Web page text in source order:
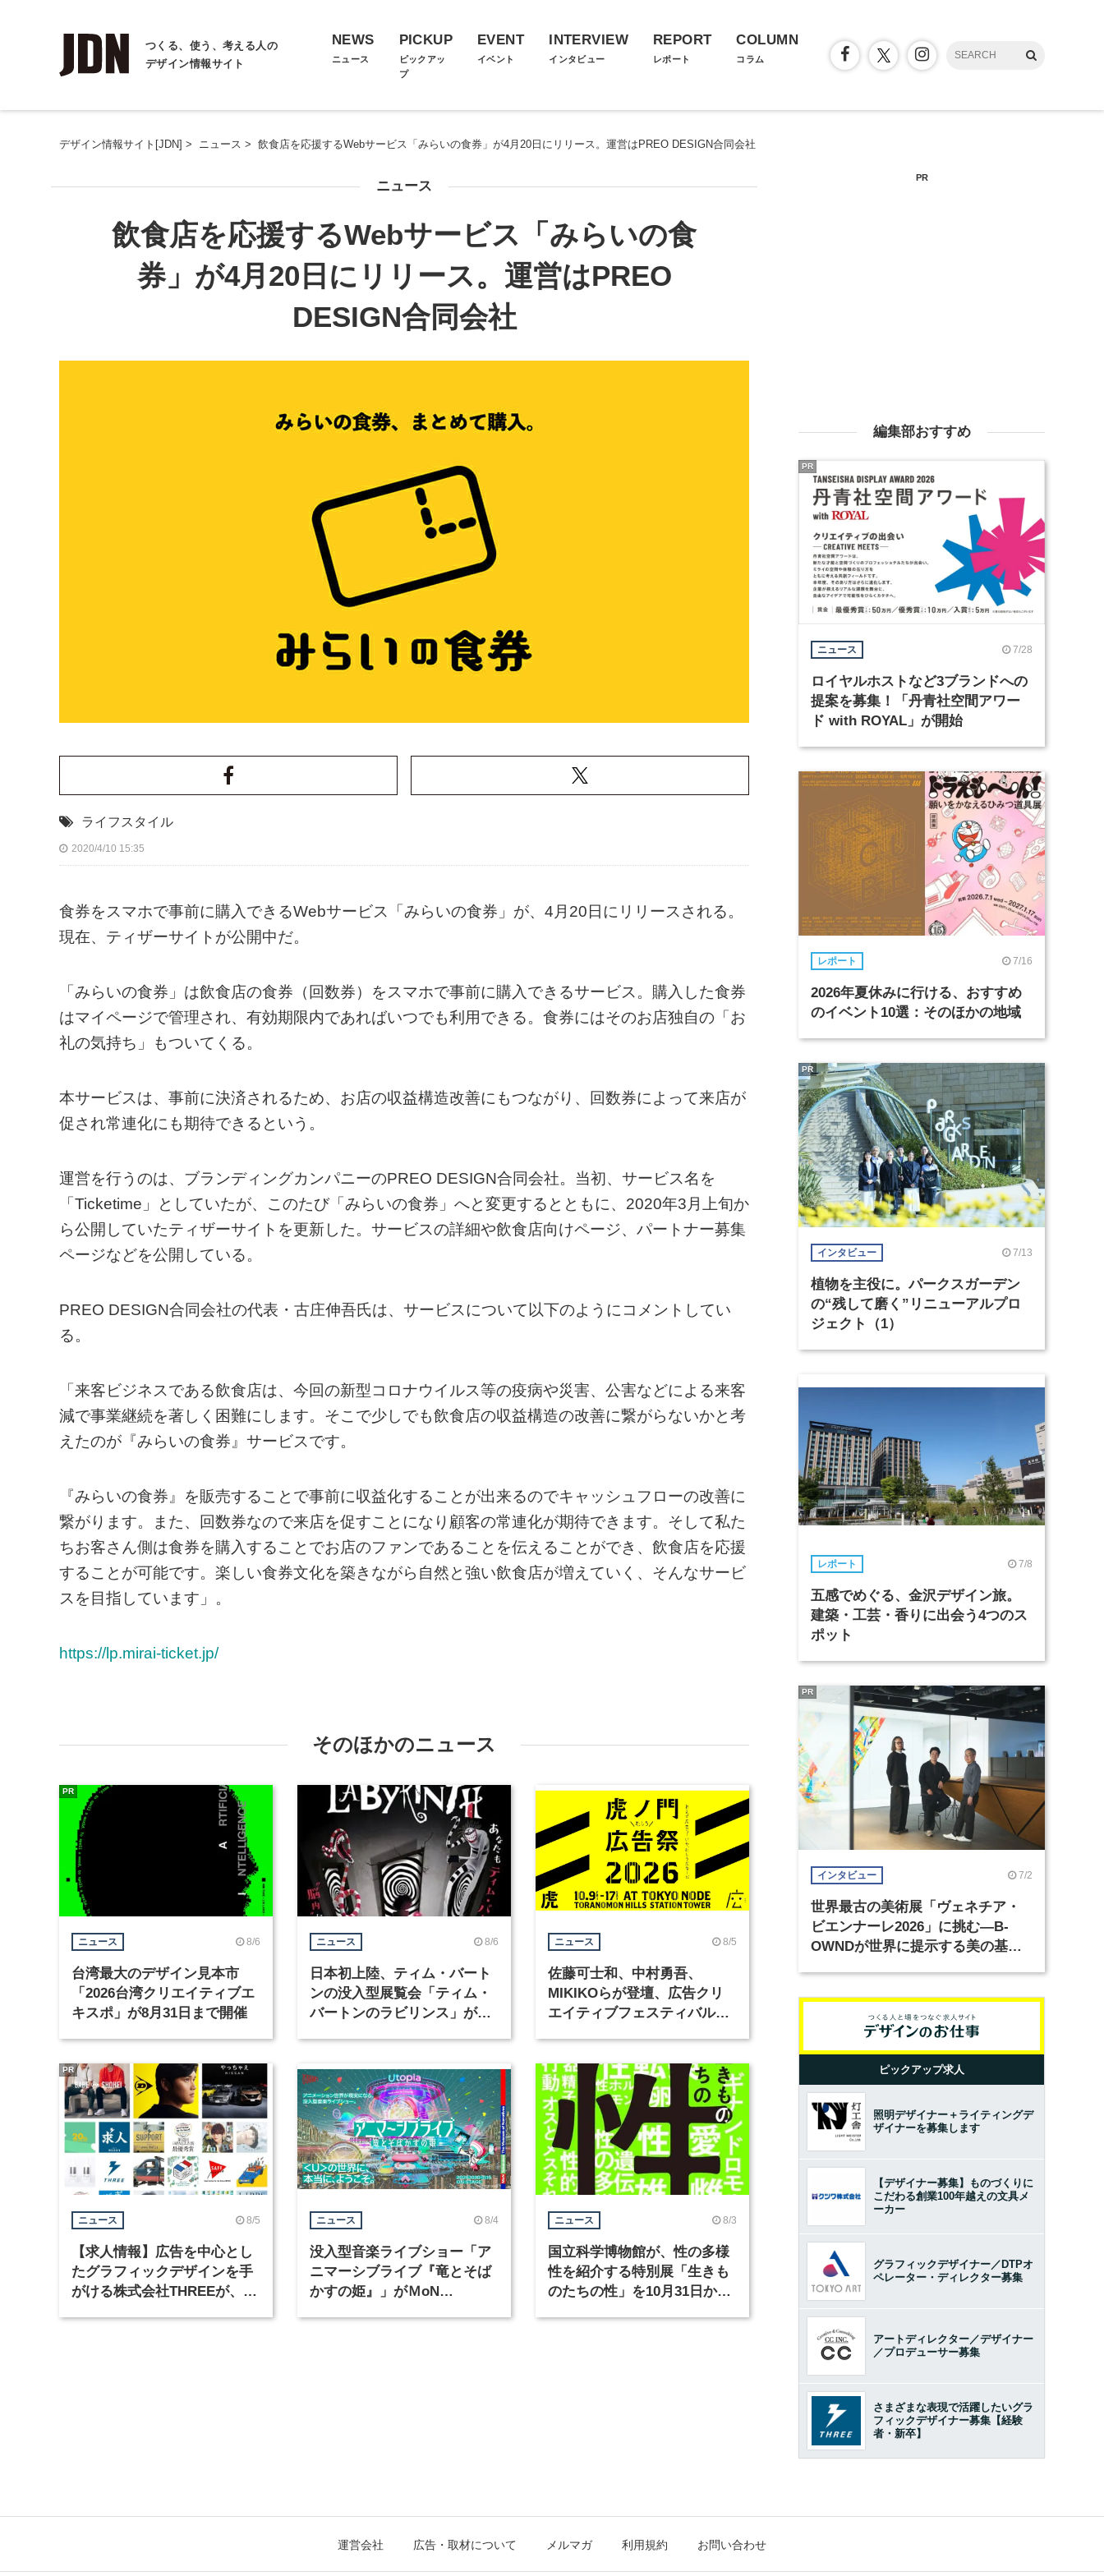
つくる、使う、考える人の
デザイン情報サイト
NEWS
ニュース
PICKUP
ピックアッ
プ
EVENT
イベント
INTERVIEW
インタビュー
REPORT
レポート
COLUMN
コラム
デザイン情報サイト[JDN] > ニュース > 飲食店を応援するWebサービス「みらいの食券」が4月20日にリリース。運営はPREO DESIGN合同会社
ニュース
飲食店を応援するWebサービス「みらいの食
券」が4月20日にリリース。運営はPREO
DESIGN合同会社
ライフスタイル
2020/4/10 15:35
食券をスマホで事前に購入できるWebサービス「みらいの食券」が、4月20日にリリースされる。
現在、ティザーサイトが公開中だ。
「みらいの食券」は飲食店の食券（回数券）をスマホで事前に購入できるサービス。購入した食券
はマイページで管理され、有効期限内であればいつでも利用できる。食券にはそのお店独自の「お
礼の気持ち」もついてくる。
本サービスは、事前に決済されるため、お店の収益構造改善にもつながり、回数券によって来店が
促され常連化にも期待できるという。
運営を行うのは、ブランディングカンパニーのPREO DESIGN合同会社。当初、サービス名を
「Ticketime」としていたが、このたび「みらいの食券」へと変更するとともに、2020年3月上旬か
ら公開していたティザーサイトを更新した。サービスの詳細や飲食店向けページ、パートナー募集
ページなどを公開している。
PREO DESIGN合同会社の代表・古庄伸吾氏は、サービスについて以下のようにコメントしてい
る。
「来客ビジネスである飲食店は、今回の新型コロナウイルス等の疫病や災害、公害などによる来客
減で事業継続を著しく困難にします。そこで少しでも飲食店の収益構造の改善に繋がらないかと考
えたのが『みらいの食券』サービスです。
『みらいの食券』を販売することで事前に収益化することが出来るのでキャッシュフローの改善に
繋がります。また、回数券なので来店を促すことになり顧客の常連化が期待できます。そして私た
ちお客さん側は食券を購入することでお店のファンであることを伝えることができ、飲食店を応援
することが可能です。楽しい食券文化を築きながら自然と強い飲食店が増えていく、そんなサービ
スを目指しています」。
https://lp.mirai-ticket.jp/
そのほかのニュース
ニュース 8/6
台湾最大のデザイン見本市
「2026台湾クリエイティブエ
キスポ」が8月31日まで開催
PR
ニュース 8/6
日本初上陸、ティム・バート
ンの没入型展覧会「ティム・
バートンのラビリンス」が東
ニュース 8/5
佐藤可士和、中村勇吾、
MIKIKOらが登壇、広告クリ
エイティブフェスティバル
ニュース 8/5
【求人情報】広告を中心とし
たグラフィックデザインを手
がける株式会社THREEが、グ
PR
ニュース 8/4
没入型音楽ライブショー「ア
ニマーシブライブ『竜とそば
かすの姫』」がＭoN
ニュース 8/3
国立科学博物館が、性の多様
性を紹介する特別展「生きも
のたちの性」を10月31日から
PR
編集部おすすめ
ニュース 7/28
ロイヤルホストなど3ブランドへの
提案を募集！「丹青社空間アワー
ド with ROYAL」が開始
PR
レポート 7/16
2026年夏休みに行ける、おすすめ
のイベント10選：そのほかの地域
インタビュー 7/13
植物を主役に。パークスガーデン
の“残して磨く”リニューアルプロ
ジェクト（1）
PR
レポート 7/8
五感でめぐる、金沢デザイン旅。
建築・工芸・香りに出会う4つのス
ポット
インタビュー 7/2
世界最古の美術展「ヴェネチア・
ビエンナーレ2026」に挑む―B-
OWNDが世界に提示する美の基準
PR
ピックアップ求人
照明デザイナー＋ライティングデ
ザイナーを募集します
【デザイナー募集】ものづくりに
こだわる創業100年越えの文具メ
ーカー
グラフィックデザイナー／DTPオ
ペレーター・ディレクター募集
アートディレクター／デザイナー
／プロデューサー募集
さまざまな表現で活躍したいグラ
フィックデザイナー募集【経験
者・新卒】
運営会社 広告・取材について メルマガ 利用規約 お問い合わせ